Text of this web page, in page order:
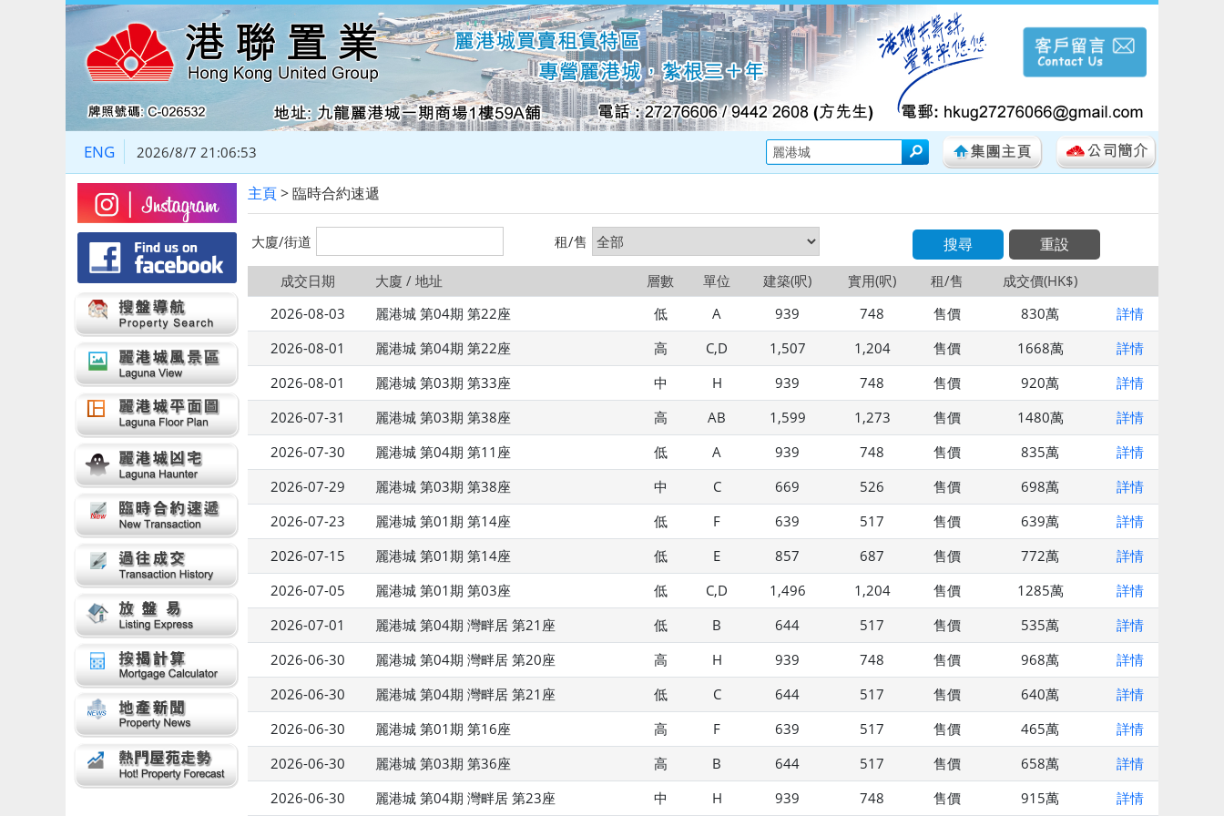
ENG 2026/8/7 21:06:53
主頁> 臨時合約速遞
大廈/街道 租/售 搜尋 重設
成交日期 大廈 / 地址 層數 單位 建築(呎) 實用(呎) 租/售
成交價(HK$)
2026-08-03
麗港城 第04期 第22座 低 A 939 748 售價 830萬
詳情
2026-08-01
麗港城 第04期 第22座 高 C,D 1,507 1,204 售價 1668萬
詳情
2026-08-01
麗港城 第03期 第33座 中 H 939 748 售價 920萬
詳情
2026-07-31
麗港城 第03期 第38座 高 AB 1,599 1,273 售價 1480萬
詳情
2026-07-30
麗港城 第04期 第11座 低 A 939 748 售價 835萬
詳情
2026-07-29
麗港城 第03期 第38座 中 C 669 526 售價 698萬
詳情
2026-07-23
麗港城 第01期 第14座 低 F 639 517 售價 639萬
詳情
2026-07-15
麗港城 第01期 第14座 低 E 857 687 售價 772萬
詳情
2026-07-05
麗港城 第01期 第03座 低 C,D 1,496 1,204 售價 1285萬
詳情
2026-07-01
麗港城 第04期 灣畔居 第21座 低 B 644 517 售價 535萬
詳情
2026-06-30
麗港城 第04期 灣畔居 第20座 高 H 939 748 售價 968萬
詳情
2026-06-30
麗港城 第04期 灣畔居 第21座 低 C 644 517 售價 640萬
詳情
2026-06-30
麗港城 第01期 第16座 高 F 639 517 售價 465萬
詳情
2026-06-30
麗港城 第03期 第36座 高 B 644 517 售價 658萬
詳情
2026-06-30
麗港城 第04期 灣畔居 第23座 中 H 939 748 售價 915萬 詳情